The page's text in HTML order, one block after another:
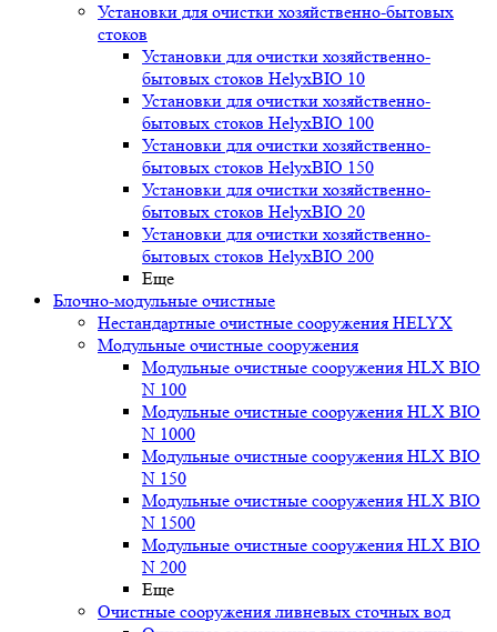
Установки для очистки хозяйственно-бытовых
стоков
Установки для очистки хозяйственно-
бытовых стоков HelyxBIO 10
Установки для очистки хозяйственно-
бытовых стоков HelyxBIO 100
Установки для очистки хозяйственно-
бытовых стоков HelyxBIO 150
Установки для очистки хозяйственно-
бытовых стоков HelyxBIO 20
Установки для очистки хозяйственно-
бытовых стоков HelyxBIO 200
Еще
Блочно-модульные очистные
Нестандартные очистные сооружения HELYX
Модульные очистные сооружения
Модульные очистные сооружения HLX BIO
N 100
Модульные очистные сооружения HLX BIO
N 1000
Модульные очистные сооружения HLX BIO
N 150
Модульные очистные сооружения HLX BIO
N 1500
Модульные очистные сооружения HLX BIO
N 200
Еще
Очистные сооружения ливневых сточных вод